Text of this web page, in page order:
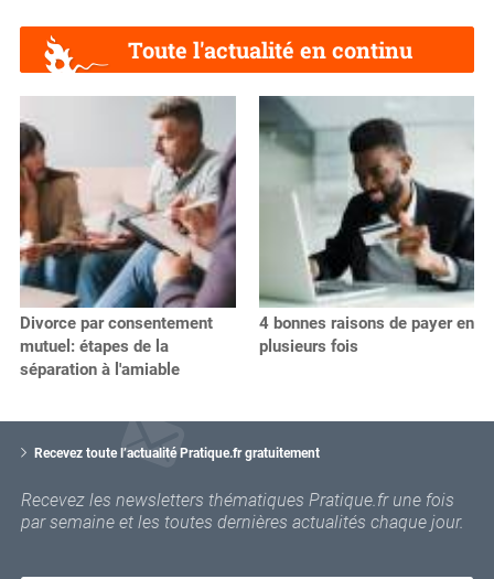
Toute l'actualité en continu
Divorce par consentement
mutuel: étapes de la
séparation à l'amiable
4 bonnes raisons de payer en
plusieurs fois
Recevez toute l’actualité Pratique.fr gratuitement
Recevez les newsletters thématiques Pratique.fr une fois
par semaine et les toutes dernières actualités chaque jour.
o
r
e
e